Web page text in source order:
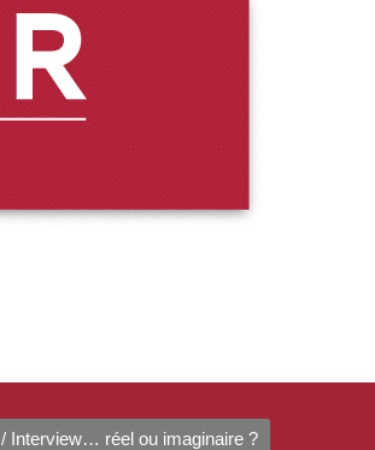
/ Interview… réel ou imaginaire ?